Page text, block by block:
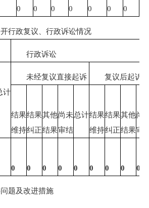
0 0 0 0 0 0 0
政复议、行政诉讼情况
行政诉讼
计
未经复议直接起诉 复议后起诉
结果
维持
结果
纠正
其他
结果
尚未
审结
总计结果
维持
结果
纠正
其他
结果
尚
审
0 0 0 0 0 0 0 0 0
题及改进措施